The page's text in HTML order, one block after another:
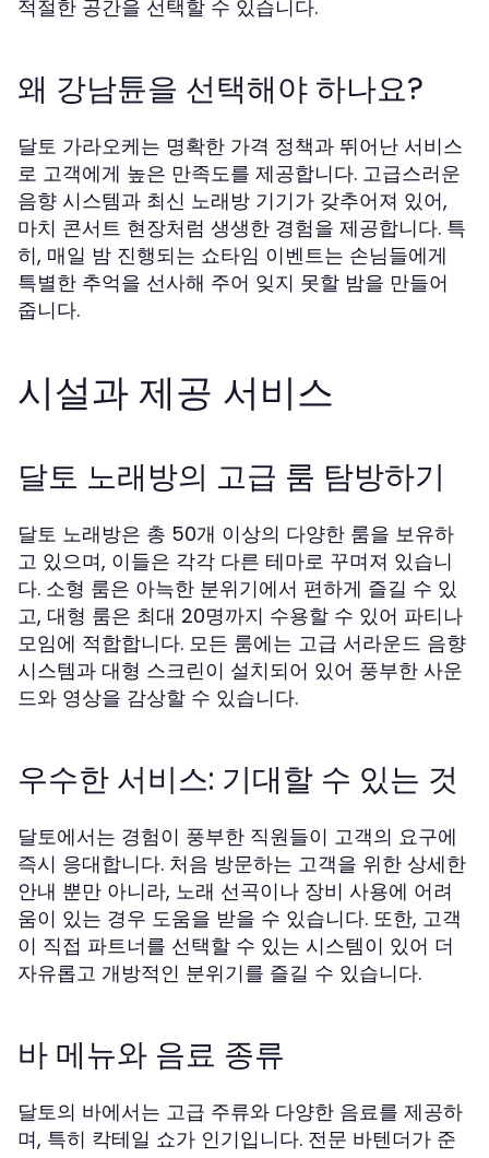
적절한 공간을 선택할 수 있습니다.
왜 강남튠을 선택해야 하나요?
달토 가라오케는 명확한 가격 정책과 뛰어난 서비스
로 고객에게 높은 만족도를 제공합니다. 고급스러운
음향 시스템과 최신 노래방 기기가 갖추어져 있어,
마치 콘서트 현장처럼 생생한 경험을 제공합니다. 특
히, 매일 밤 진행되는 쇼타임 이벤트는 손님들에게
특별한 추억을 선사해 주어 잊지 못할 밤을 만들어
줍니다.
시설과 제공 서비스
달토 노래방의 고급 룸 탐방하기
달토 노래방은 총 50개 이상의 다양한 룸을 보유하
고 있으며, 이들은 각각 다른 테마로 꾸며져 있습니
다. 소형 룸은 아늑한 분위기에서 편하게 즐길 수 있
고, 대형 룸은 최대 20명까지 수용할 수 있어 파티나
모임에 적합합니다. 모든 룸에는 고급 서라운드 음향
시스템과 대형 스크린이 설치되어 있어 풍부한 사운
드와 영상을 감상할 수 있습니다.
우수한 서비스: 기대할 수 있는 것
달토에서는 경험이 풍부한 직원들이 고객의 요구에
즉시 응대합니다. 처음 방문하는 고객을 위한 상세한
안내 뿐만 아니라, 노래 선곡이나 장비 사용에 어려
움이 있는 경우 도움을 받을 수 있습니다. 또한, 고객
이 직접 파트너를 선택할 수 있는 시스템이 있어 더
자유롭고 개방적인 분위기를 즐길 수 있습니다.
바 메뉴와 음료 종류
달토의 바에서는 고급 주류와 다양한 음료를 제공하
며, 특히 칵테일 쇼가 인기입니다. 전문 바텐더가 준